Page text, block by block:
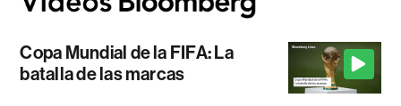
Copa Mundial de la FIFA: La
batalla de las marcas